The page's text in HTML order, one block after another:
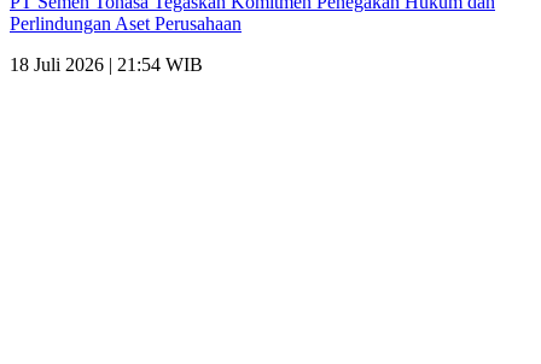
Perlindungan Aset Perusahaan
18 Juli 2026 | 21:54 WIB